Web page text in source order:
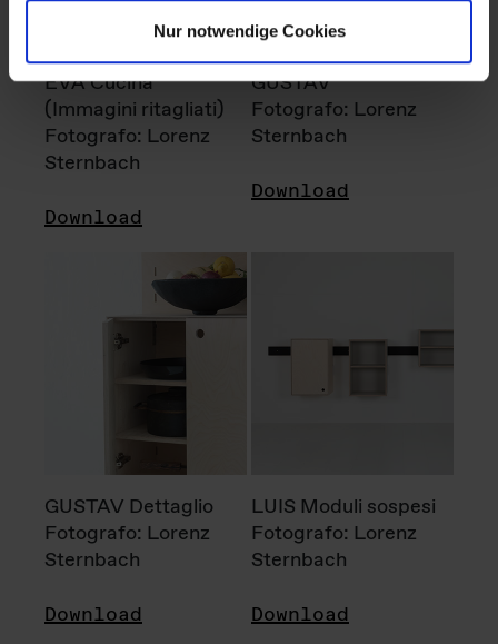
Nur notwendige Cookies
EVA Cucina
(Immagini ritagliati)
Fotografo: Lorenz
Sternbach
Download
GUSTAV
Fotografo: Lorenz
Sternbach
Download
GUSTAV Dettaglio
Fotografo: Lorenz
Sternbach
Download
LUIS Moduli sospesi
Fotografo: Lorenz
Sternbach
Download